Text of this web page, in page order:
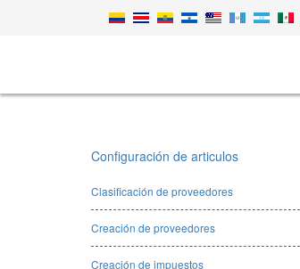
Configuración de articulos
Clasificación de proveedores
Creación de proveedores
Creación de impuestos